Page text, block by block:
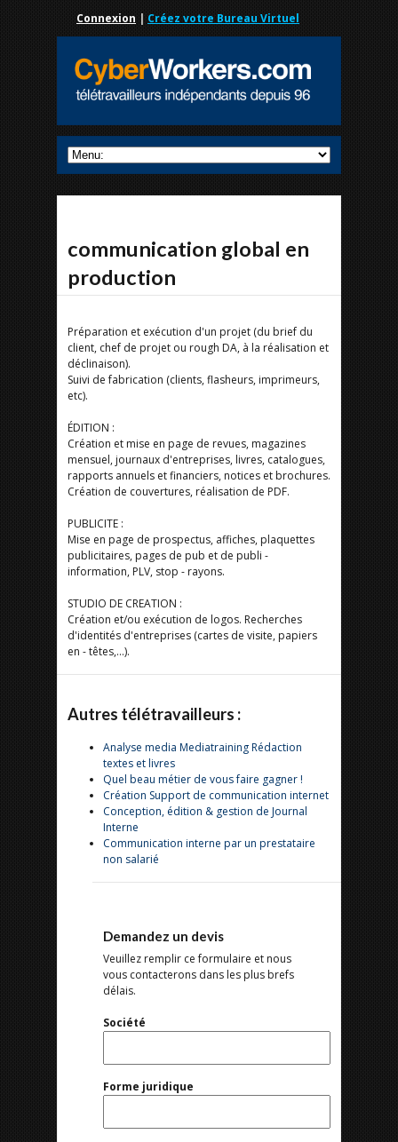
Connexion | Créez votre Bureau Virtuel
communication global en
production
Préparation et exécution d'un projet (du brief du
client, chef de projet ou rough DA, à la réalisation et
déclinaison).
Suivi de fabrication (clients, flasheurs, imprimeurs,
etc).
ÉDITION :
Création et mise en page de revues, magazines
mensuel, journaux d'entreprises, livres, catalogues,
rapports annuels et financiers, notices et brochures.
Création de couvertures, réalisation de PDF.
PUBLICITE :
Mise en page de prospectus, affiches, plaquettes
publicitaires, pages de pub et de publi -
information, PLV, stop - rayons.
STUDIO DE CREATION :
Création et/ou exécution de logos. Recherches
d'identités d'entreprises (cartes de visite, papiers
en - têtes,…).
Autres télétravailleurs :
Analyse media Mediatraining Rédaction
textes et livres
Quel beau métier de vous faire gagner !
Création Support de communication internet
Conception, édition & gestion de Journal
Interne
Communication interne par un prestataire
non salarié
Demandez un devis
Veuillez remplir ce formulaire et nous
vous contacterons dans les plus brefs
délais.
Société
Forme juridique